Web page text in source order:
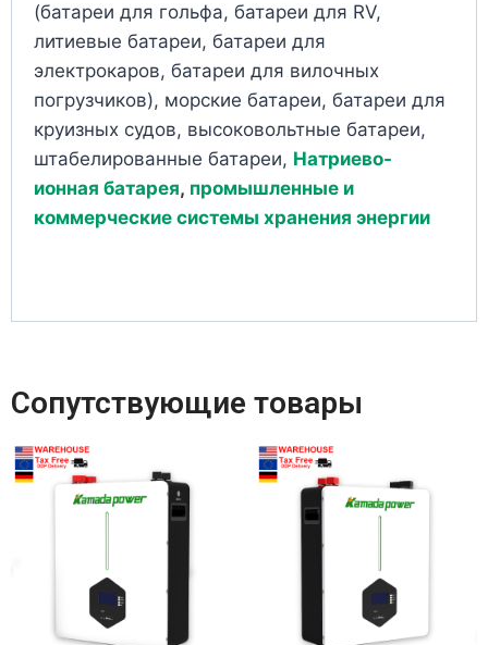
(батареи для гольфа, батареи для RV,
литиевые батареи, батареи для
электрокаров, батареи для вилочных
погрузчиков), морские батареи, батареи для
круизных судов, высоковольтные батареи,
штабелированные батареи, Натриево-
ионная батарея, промышленные и
коммерческие системы хранения энергии
Сопутствующие товары